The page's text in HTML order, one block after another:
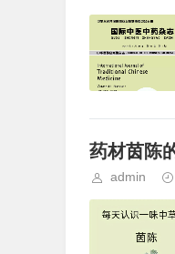
药材茵陈
admin